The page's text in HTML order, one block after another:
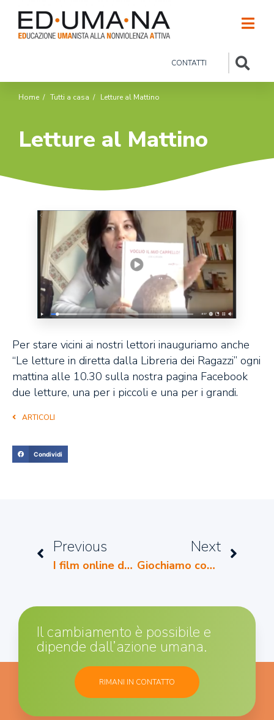
CONTATTI
Home / Tutti a casa / Letture al Mattino
Letture al Mattino
ARTICOLI
Condividi
Per stare vicini ai nostri lettori inauguriamo anche
“Le letture in diretta dalla Libreria dei Ragazzi” ogni
mattina alle 10.30 sulla nostra pagina Facebook
due letture, una per i piccoli e una per i grandi.
Previous
I film online della Cineteca Milano
Next
Giochiamo con l’arte
Il cambiamento è possibile e
dipende dall’azione umana.
RIMANI IN CONTATTO